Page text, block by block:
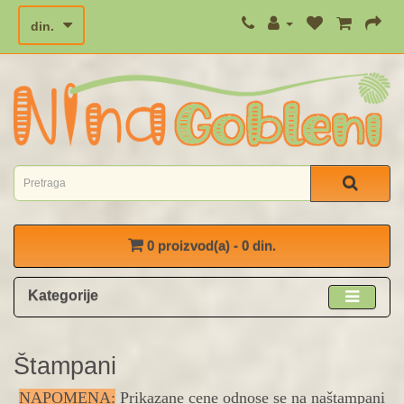
din.
0 proizvod(a) - 0 din.
Kategorije
Štampani
NAPOMENA: Prikazane cene odnose se na naštampani